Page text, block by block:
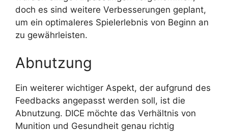
doch es sind weitere Verbesserungen geplant,
um ein optimaleres Spielerlebnis von Beginn an
zu gewährleisten.
Abnutzung
Ein weiterer wichtiger Aspekt, der aufgrund des
Feedbacks angepasst werden soll, ist die
Abnutzung. DICE möchte das Verhältnis von
Munition und Gesundheit genau richtig